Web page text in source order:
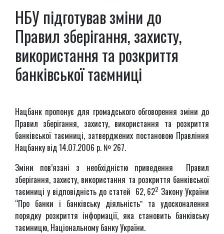
НБУ підготував зміни до
Правил зберігання, захисту,
використання та розкриття
банківської таємниці
Нацбанк пропонує для громадського обговорення зміни до
Правил зберігання, захисту, використання та розкриття
банківської таємниці, затверджених постановою Правління
Нацбанку від 14.07.2006 р. № 267.
Зміни пов’язані з необхідністю приведення Правил
зберігання, захисту, використання та розкриття банківської
таємниці у відповідність до статей 62, 622 Закону України
“Про банки і банківську діяльністьˮ та удосконалення
порядку розкриття інформації, яка становить банківську
таємницю, Національному банку України.